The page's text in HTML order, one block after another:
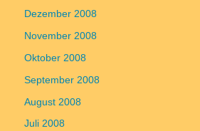
Dezember 2008
November 2008
Oktober 2008
September 2008
August 2008
Juli 2008